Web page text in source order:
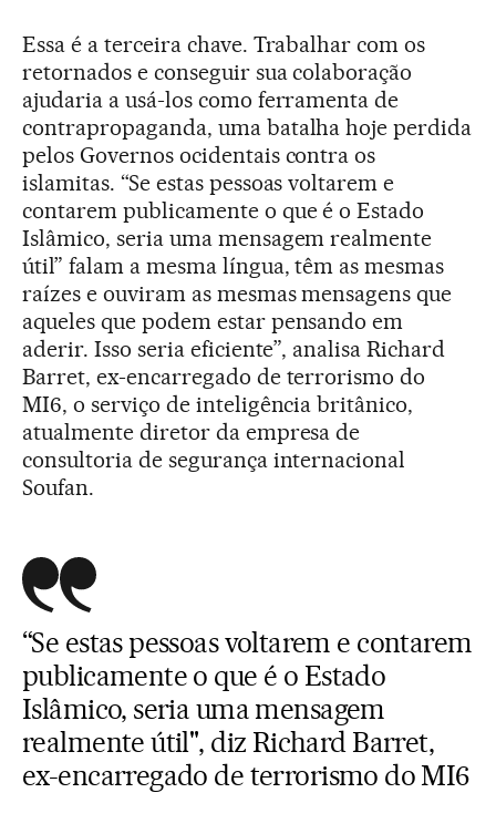
Essa é a terceira chave. Trabalhar com os
retornados e conseguir sua colaboração
ajudaria a usá-los como ferramenta de
contrapropaganda, uma batalha hoje perdida
pelos Governos ocidentais contra os
islamitas. “Se estas pessoas voltarem e
contarem publicamente o que é o Estado
Islâmico, seria uma mensagem realmente
útil” falam a mesma língua, têm as mesmas
raízes e ouviram as mesmas mensagens que
aqueles que podem estar pensando em
aderir. Isso seria eficiente”, analisa Richard
Barret, ex-encarregado de terrorismo do
MI6, o serviço de inteligência britânico,
atualmente diretor da empresa de
consultoria de segurança internacional
Soufan.
“Se estas pessoas voltarem e contarem
publicamente o que é o Estado
Islâmico, seria uma mensagem
realmente útil", diz Richard Barret,
ex-encarregado de terrorismo do MI6